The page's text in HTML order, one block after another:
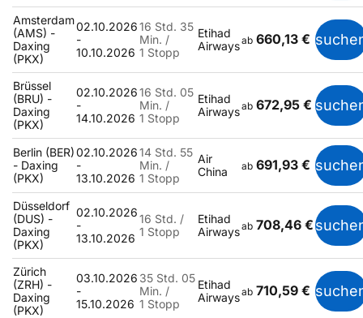
Amsterdam
(AMS) -
Daxing
(PKX)
02.10.2026
-
10.10.2026
16 Std. 35
Min. /
1 Stopp
Etihad
Airwaysab 660,13 €
Brüssel
(BRU) -
Daxing
(PKX)
02.10.2026
-
14.10.2026
16 Std. 05
Min. /
1 Stopp
Etihad
Airwaysab 672,95 €
Berlin (BER)
- Daxing
(PKX)
02.10.2026
-
13.10.2026
14 Std. 55
Min. /
1 Stopp
Air
China
ab 691,93 €
Düsseldorf
(DUS) -
Daxing
(PKX)
02.10.2026
-
13.10.2026
16 Std. /
1 Stopp
Etihad
Airwaysab 708,46 €
Zürich
(ZRH) -
Daxing
(PKX)
03.10.2026
-
15.10.2026
35 Std. 05
Min. /
1 Stopp
Etihad
Airwaysab 710,59 €